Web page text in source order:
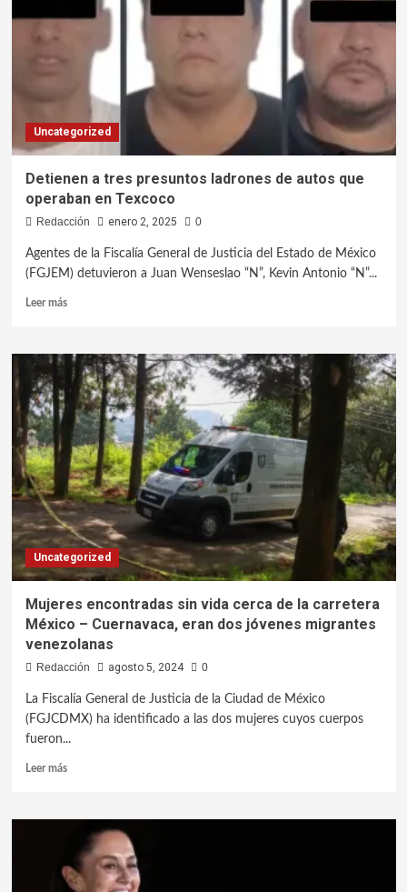
Uncategorized
Detienen a tres presuntos ladrones de autos que
operaban en Texcoco
Redacción enero 2, 2025 0
Agentes de la Fiscalía General de Justicia del Estado de México
(FGJEM) detuvieron a Juan Wenseslao “N”, Kevin Antonio “N”...
Leer más
Uncategorized
Mujeres encontradas sin vida cerca de la carretera
México – Cuernavaca, eran dos jóvenes migrantes
venezolanas
Redacción agosto 5, 2024 0
La Fiscalía General de Justicia de la Ciudad de México
(FGJCDMX) ha identificado a las dos mujeres cuyos cuerpos
fueron...
Leer más